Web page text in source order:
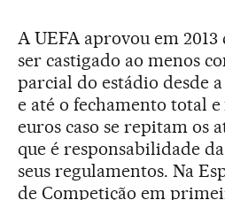
A UEFA aprovou em
ser castigado ao menos
parcial do estádio desde
e até o fechamento total e
euros caso se repitam os
que é responsabilidade
seus regulamentos. Na
de Competição em